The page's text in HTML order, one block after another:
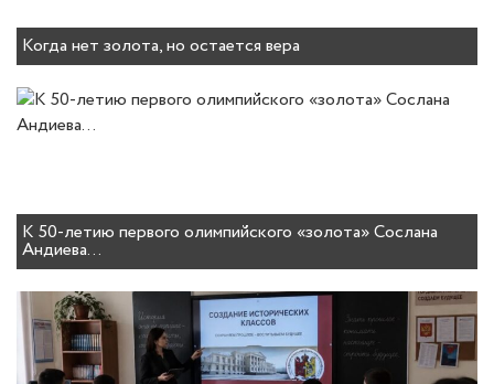
Когда нет золота, но остается вера
К 50-летию первого олимпийского «золота» Сослана
Андиева…